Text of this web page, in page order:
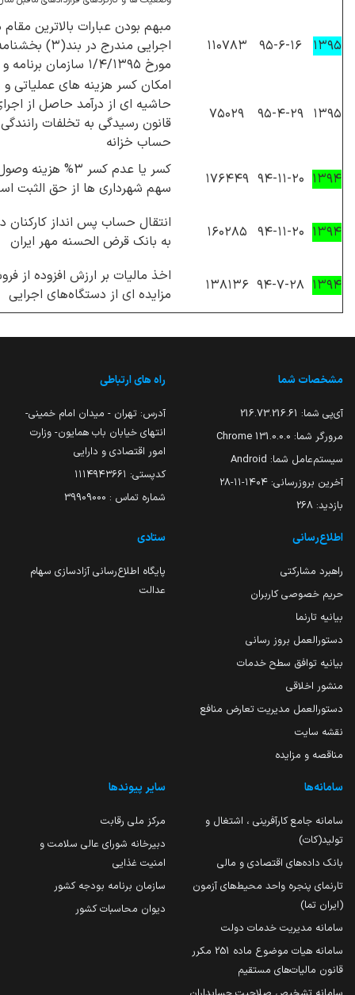
۱۳۹۵ ۹۵-۶-۱۶ ۱۱۰۷۸۳
مبهم بودن عبارات بالاترین
مورخ ۱/۴/۱۳۹۵ سازمان برنامه و بودجه کشور
۱۳۹۵ ۹۵-۴-۲۹ ۷۵۰۲۹
امکان کسر هزینه های عملیاتی
قانون رسیدگی به تخلفات رانندگی
حساب خزانه
۱۳۹۴ ۹۴-۱۱-۲۰ ۱۷۶۴۴۹ سهم شهرداری ها از حق الثبت
۱۳۹۴ ۹۴-۱۱-۲۰ ۱۶۰۲۸۵
انتقال حساب پس انداز کارکنان
به بانک قرض الحسنه مهر ایران
۱۳۹۴ ۹۴-۷-۲۸ ۱۳۸۱۳۶
اخذ مالیات بر ارزش افزوده از
مزایده ای از دستگاه‌های اجرایی
مشخصات شما
آی‌پی شما: 216.73.216.61
مرورگر شما: 131.0.0.0 Chrome
سیستم‌عامل شما: Android
آخرین بروزرسانی: ۱۴۰۴-۱۱-۲۸
بازدید: 268
راه های ارتباطی
آدرس: تهران - میدان امام خمینی-
انتهای خیابان باب همایون- وزارت
امور اقتصادی و دارایی
کدپستی: ۱۱۱۴۹۴۳۶۶۱
شماره تماس : 39909000
اطلاع‌رسانی
راهبرد مشارکتی
حریم خصوصی کاربران
بیانیه تارنما
دستورالعمل بروز رسانی
بیانیه توافق سطح خدمات
منشور اخلاقی
دستورالعمل مدیریت تعارض منافع
نقشه سایت
مناقصه و مزایده
ستادی
پایگاه اطلاع‌رسانی آزادسازی سهام
عدالت
سامانه‌ها
سامانه جامع کارآفرینی ، اشتغال و
تولید(کات)
بانک داده‌های اقتصادی و مالی
تارنمای پنجره واحد محیط‌های آزمون
(ایران تما)
سامانه مدیریت خدمات دولت
سامانه هیات موضوع ماده 251 مکرر
قانون مالیات‌های مستقیم
سایر پیوندها
مرکز ملی رقابت
دبیرخانه شورای عالی سلامت و
امنیت غذایی
سازمان برنامه بودجه کشور
دیوان محاسبات کشور